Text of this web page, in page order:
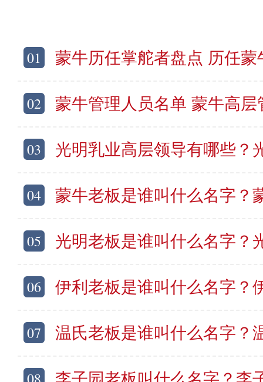
01 蒙牛历任掌舵者盘点 历任蒙牛掌门人
02 蒙牛管理人员名单 蒙牛高层管理
03 光明乳业高层领导有哪些？光明乳业管
04 蒙牛老板是谁叫什么名字？蒙
05 光明老板是谁叫什么名字？光
06 伊利老板是谁叫什么名字？伊
07 温氏老板是谁叫什么名字？温